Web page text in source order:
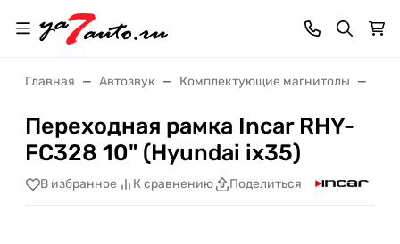
Главная Автозвук Комплектующие магнитолы
Переходная рамка Incar RHY-
FC328 10" (Hyundai ix35)
В избранное К сравнению Поделиться